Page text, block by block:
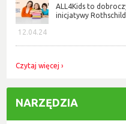
12.04.24
ALL4Kids to
inicjatywy Rothschild
Czytaj więcej
NARZĘDZIA